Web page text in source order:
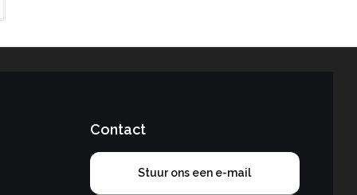
Contact
Stuur ons een e-mail